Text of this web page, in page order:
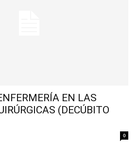
EN LAS
(DECÚBITO
0